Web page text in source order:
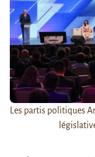
Les partis politiques